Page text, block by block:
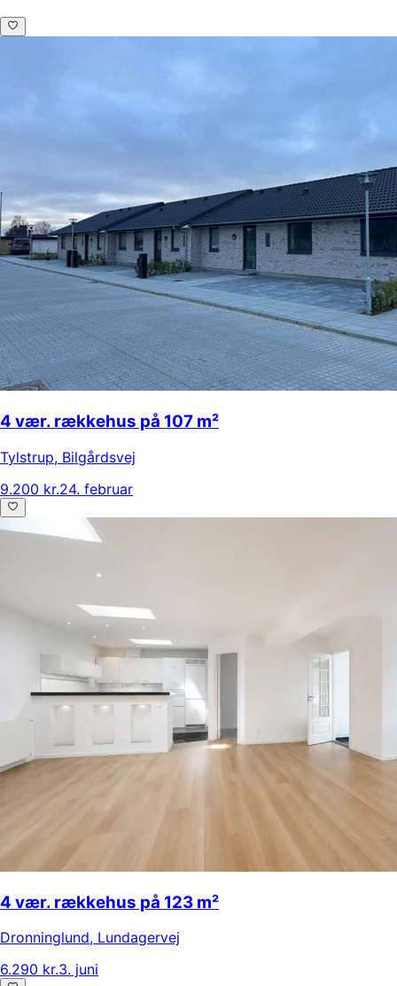
4 vær. rækkehus på 107 m²
Tylstrup, Bilgårdsvej
9.200 kr.24. februar
4 vær. rækkehus på 123 m²
Dronninglund, Lundagervej
6.290 kr.3. juni